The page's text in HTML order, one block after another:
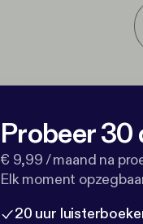
Probeer
€ 9,99 / maand na
Elk moment
20 uur